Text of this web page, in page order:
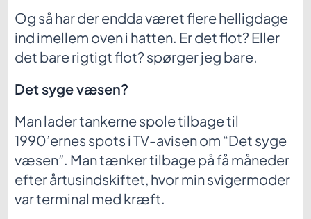
Og så har der endda været flere helligdage
ind imellem oven i hatten. Er det flot? Eller
det bare rigtigt flot? spørger jeg bare.
Det syge væsen?
Man lader tankerne spole tilbage til
1990’ernes spots i TV-avisen om “Det syge
væsen”. Man tænker tilbage på få måneder
efter årtusindskiftet, hvor min svigermoder
var terminal med kræft.